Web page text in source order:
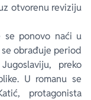
otvorenu reviziju
se ponovo naći u
obrađuje period
preko
U romanu se
protagonista